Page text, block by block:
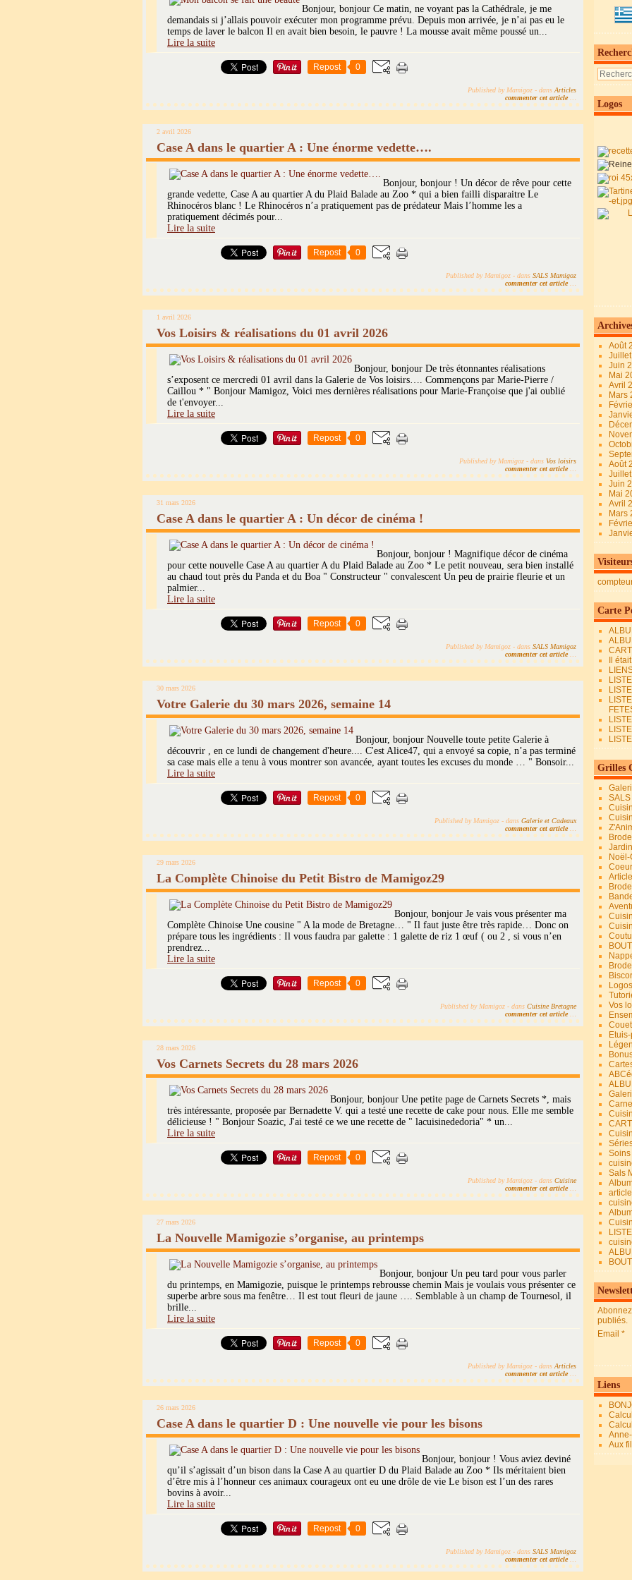
Bonjour, bonjour Ce matin, ne voyant pas la Cathédrale, je me
demandais si j’allais pouvoir exécuter mon programme prévu. Depuis mon arrivée, je n’ai pas eu le
temps de laver le balcon Il en avait bien besoin, le pauvre ! La mousse avait même poussé un...
Lire la suite
Repost 0
Published by Mamigoz - dans Articles
commenter cet article
2 avril 2026
Case A dans le quartier A : Une énorme vedette….
Bonjour, bonjour ! Un décor de rêve pour cette
grande vedette, Case A au quartier A du Plaid Balade au Zoo * qui a bien failli disparaitre Le
Rhinocéros blanc ! Le Rhinocéros n’a pratiquement pas de prédateur Mais l’homme les a
pratiquement décimés pour...
Lire la suite
Repost 0
Published by Mamigoz - dans SALS Mamigoz
commenter cet article
1 avril 2026
Vos Loisirs & réalisations du 01 avril 2026
Bonjour, bonjour De très étonnantes réalisations
s’exposent ce mercredi 01 avril dans la Galerie de Vos loisirs…. Commençons par Marie-Pierre /
Caillou * " Bonjour Mamigoz, Voici mes dernières réalisations pour Marie-Françoise que j'ai oublié
de t'envoyer...
Lire la suite
Repost 0
Published by Mamigoz - dans Vos loisirs
commenter cet article
31 mars 2026
Case A dans le quartier A : Un décor de cinéma !
Bonjour, bonjour ! Magnifique décor de cinéma
pour cette nouvelle Case A au quartier A du Plaid Balade au Zoo * Le petit nouveau, sera bien installé
au chaud tout près du Panda et du Boa " Constructeur " convalescent Un peu de prairie fleurie et un
palmier...
Lire la suite
Repost 0
Published by Mamigoz - dans SALS Mamigoz
commenter cet article
30 mars 2026
Votre Galerie du 30 mars 2026, semaine 14
Bonjour, bonjour Nouvelle toute petite Galerie à
découvrir , en ce lundi de changement d'heure.... C'est Alice47, qui a envoyé sa copie, n’a pas terminé
sa case mais elle a tenu à vous montrer son avancée, ayant toutes les excuses du monde … " Bonsoir...
Lire la suite
Repost 0
Published by Mamigoz - dans Galerie et Cadeaux
commenter cet article
29 mars 2026
La Complète Chinoise du Petit Bistro de Mamigoz29
Bonjour, bonjour Je vais vous présenter ma
Complète Chinoise Une cousine " A la mode de Bretagne… " Il faut juste être très rapide… Donc on
prépare tous les ingrédients : Il vous faudra par galette : 1 galette de riz 1 œuf ( ou 2 , si vous n’en
prendrez...
Lire la suite
Repost 0
Published by Mamigoz - dans Cuisine Bretagne
commenter cet article
28 mars 2026
Vos Carnets Secrets du 28 mars 2026
Bonjour, bonjour Une petite page de Carnets Secrets *, mais
très intéressante, proposée par Bernadette V. qui a testé une recette de cake pour nous. Elle me semble
délicieuse ! " Bonjour Soazic, J'ai testé ce we une recette de " lacuisinededoria" * un...
Lire la suite
Repost 0
Published by Mamigoz - dans Cuisine
commenter cet article
27 mars 2026
La Nouvelle Mamigozie s’organise, au printemps
Bonjour, bonjour Un peu tard pour vous parler
du printemps, en Mamigozie, puisque le printemps rebrousse chemin Mais je voulais vous présenter ce
superbe arbre sous ma fenêtre… Il est tout fleuri de jaune …. Semblable à un champ de Tournesol, il
brille...
Lire la suite
Repost 0
Published by Mamigoz - dans Articles
commenter cet article
26 mars 2026
Case A dans le quartier D : Une nouvelle vie pour les bisons
Bonjour, bonjour ! Vous aviez deviné
qu’il s’agissait d’un bison dans la Case A au quartier D du Plaid Balade au Zoo * Ils méritaient bien
d’être mis à l’honneur ces animaux courageux ont eu une drôle de vie Le bison est l’un des rares
bovins à avoir...
Lire la suite
Repost 0
Published by Mamigoz - dans SALS Mamigoz
commenter cet article
Logos
Août
Juin
Mai
Avril
Mars
Août
Juin
Mai
Avril
Mars
Carte
Il
Grilles
Vos
Sals
article
publiés.
Email
Liens
Aux